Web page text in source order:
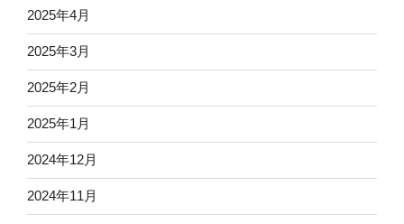
2025年4月
2025年3月
2025年2月
2025年1月
2024年12月
2024年11月